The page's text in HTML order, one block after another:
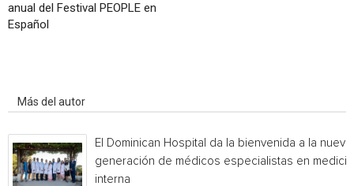
anual del Festival PEOPLE en
Español
Más del autor
El Dominican Hospital da la bienvenida a la nueva
generación de médicos especialistas en
interna